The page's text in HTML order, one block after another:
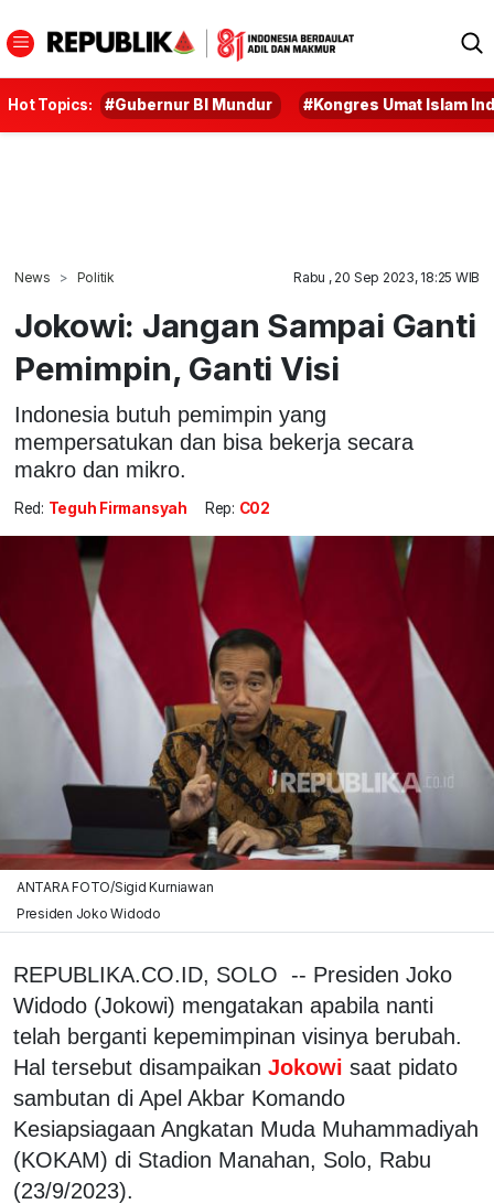
Hot Topics: #Gubernur BI Mundur #Kongres Umat Islam
News Politik Rabu , 20 Sep 2023, 18:25 WIB
Jokowi: Jangan Sampai Ganti
Pemimpin, Ganti Visi
Indonesia butuh pemimpin yang
mempersatukan dan bisa bekerja secara
makro dan mikro.
Red: Teguh Firmansyah Rep: C02
ANTARA FOTO/Sigid Kurniawan
Presiden Joko Widodo
REPUBLIKA.CO.ID, SOLO -- Presiden Joko
Widodo (Jokowi) mengatakan apabila nanti
telah berganti kepemimpinan visinya berubah.
Hal tersebut disampaikan Jokowi saat pidato
sambutan di Apel Akbar Komando
Kesiapsiagaan Angkatan Muda Muhammadiyah
(KOKAM) di Stadion Manahan, Solo, Rabu
(23/9/2023).